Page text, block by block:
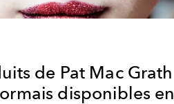
de Pat Mac Grath
disponibles en